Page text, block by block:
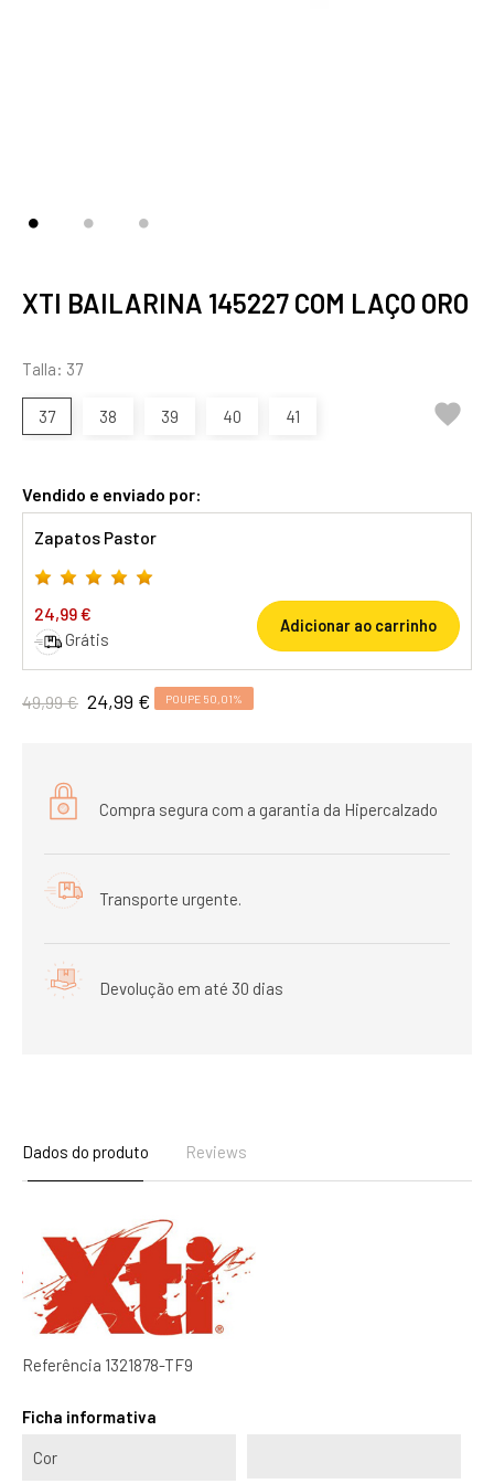
XTI BAILARINA 145227 COM LAÇO ORO
Talla: 37
37 38 39 40 41 
Vendido e enviado por:
Zapatos Pastor
24,99 €
Grátis
Adicionar ao carrinho
49,99 € 24,99 € POUPE 50,01%
Compra segura com a garantia da Hipercalzado
Transporte urgente.
Devolução em até 30 dias
Dados do produto Reviews
Referência 1321878-TF9
Ficha informativa
Cor